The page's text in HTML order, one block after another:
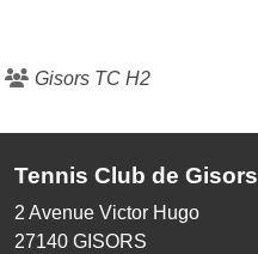
Gisors TC H2
Tennis Club de Gisors
2 Avenue Victor Hugo
27140 GISORS